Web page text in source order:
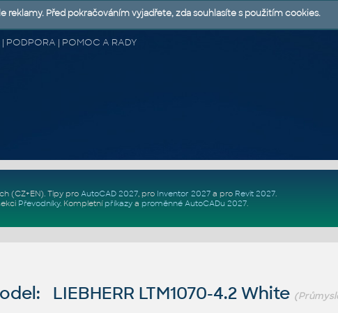
| PODPORA | POMOC A RADY
(CZ+EN). Tipy pro AutoCAD 2027, pro Inventor 2027a pro Revit 2027.
Převodníky. Kompletní příkazya proměnné AutoCADu 2027.
LIEBHERR LTM1070-4.2 White
Před pokračováním vyjadřete, zda souhlasíte s použitím cookies.